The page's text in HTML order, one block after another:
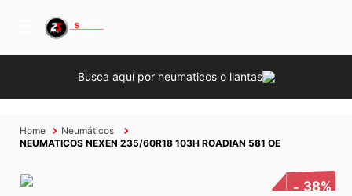
Busca aquí por neumaticos o llantas
Neumáticos
NEUMATICOS NEXEN 235/60R18 103H ROADIAN 581 OE
38%